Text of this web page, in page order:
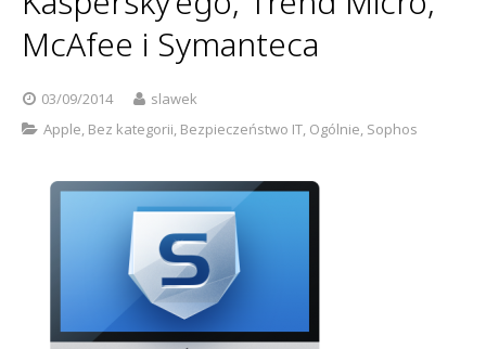
Bezpieczeństwo IT
Serwery pocztowe
Sophos
Newsletter
Kontakt
Polityka prywatności
McAfee i Symanteca
03/09/2014
slawek
Apple, Bez kategorii, Bezpieczeństwo IT, Ogólnie, Sophos